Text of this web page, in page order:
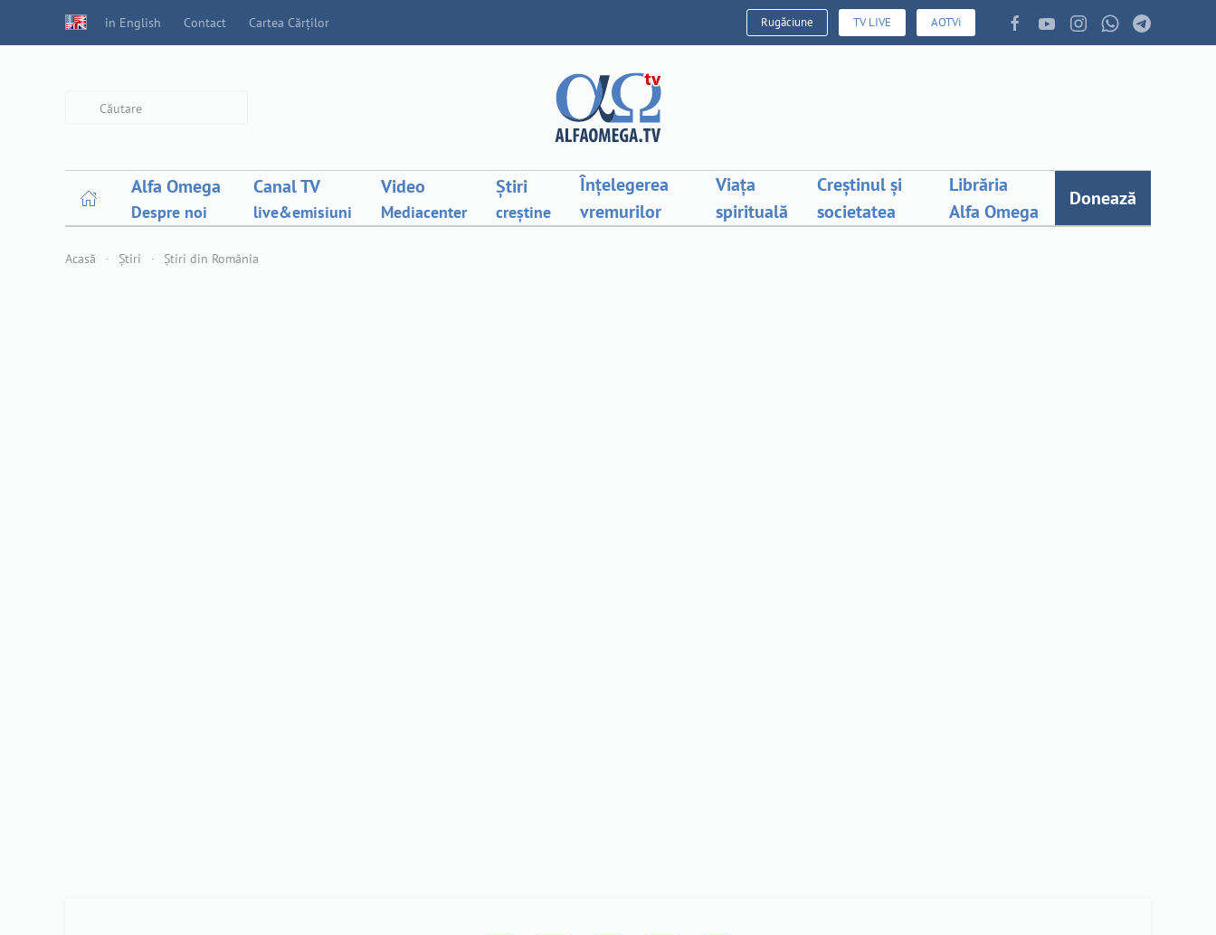
in English Contact Cartea Cărților Rugăciune TV LIVE AOTVi
Alfa Omega
Despre noi
Canal TV
live&emisiuni
Video
Mediacenter
Știri
creștine
Înțelegerea
vremurilor
Viața
spirituală
Creștinul și
societatea
Librăria
Alfa Omega
Donează
Acasă Știri Știri din România